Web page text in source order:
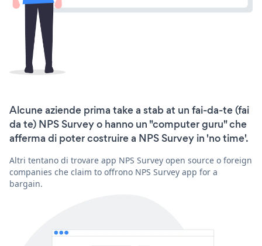
Alcune aziende prima take a stab at un fai-da-te (fai
da te) NPS Survey o hanno un "computer guru" che
afferma di poter costruire a NPS Survey in 'no time'.
Altri tentano di trovare app NPS Survey open source o foreign
companies che claim to offrono NPS Survey app for a
bargain.